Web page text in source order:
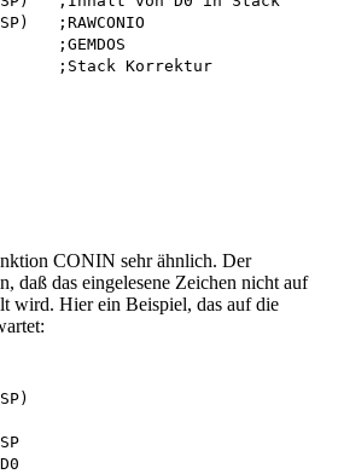
;RAWCONIO
;GEMDOS
;Stack Korrektur
CONIN sehr ähnlich. Der
daß das eingelesene Zeichen nicht auf
wird. Hier ein Beispiel, das auf die